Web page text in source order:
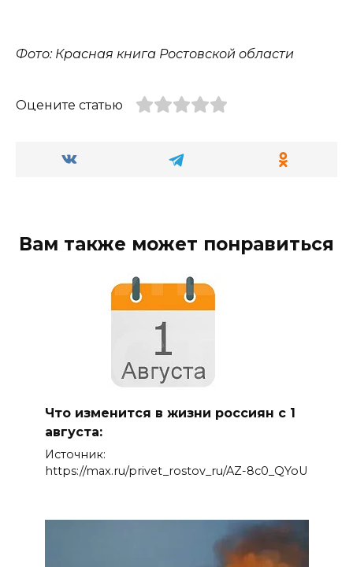
Фото: Красная книга Ростовской области
Оцените статью
Вам также может понравиться
Что изменится в жизни россиян с 1
августа:
Источник:
https://max.ru/privet_rostov_ru/AZ-8c0_QYoU